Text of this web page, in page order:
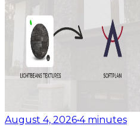
August 4, 2026•4 minutes